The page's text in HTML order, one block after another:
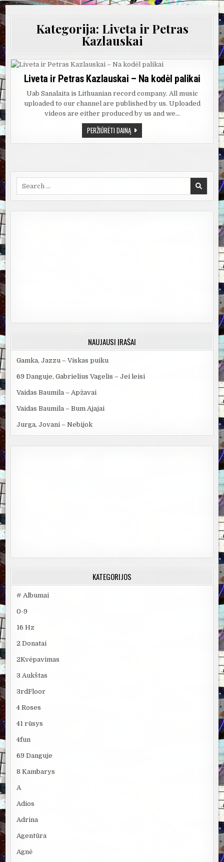
Kategorija: Liveta ir Petras
Kazlauskai
Liveta ir Petras Kazlauskai – Na kodėl palikai
Uab Sanalaita is Lithuanian record company. All music
uploaded to our channel are published by us. Uploaded
videos are either produced by us and we…
PERŽIŪRĖTI DAINĄLIVETA
IR
PETRAS
PALIKAI
NAUJAUSI ĮRAŠAI
Gamka, Jazzu – Viskas puiku
69 Danguje, Gabrielius Vagelis – Jei leisi
Vaidas Baumila – Apžavai
Vaidas Baumila – Bum Ajajai
Jurga, Jovani – Nebijok
KATEGORIJOS
# Albumai
0-9
16 Hz
2 Donatai
2Kvėpavimas
3 Aukštas
3rdFloor
4 Roses
41 rūsys
4fun
69 Danguje
8 Kambarys
A
Adios
Adrina
Agentūra
Agnė